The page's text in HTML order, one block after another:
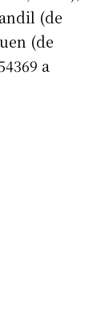
(de
(de
a